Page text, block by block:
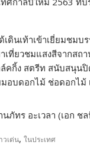
ดินเท้าเข้าเยี่ยมชมบ
าเที่ยวชมแสงสีจากส
คกิ้ง สตรีท สนับสนุน
อบดอกไม้ ช่อดอกไม้
ภัทร อะเวลา (เอก
วเด่น, ในประเทศ